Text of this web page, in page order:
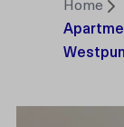
Home